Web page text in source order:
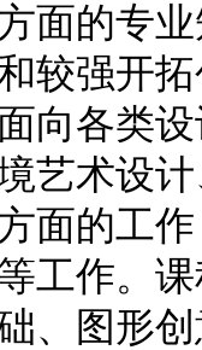
面的专
较强开
向各类
艺术设
面的工
工作。
、图形